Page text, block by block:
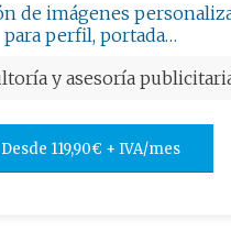
de imágenes
para perfil, portada…
y asesoría
Desde 119,90€ + IVA/mes